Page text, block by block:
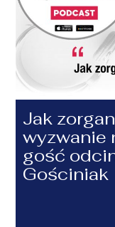
Jak
wyzwanie
gość
Gościniak